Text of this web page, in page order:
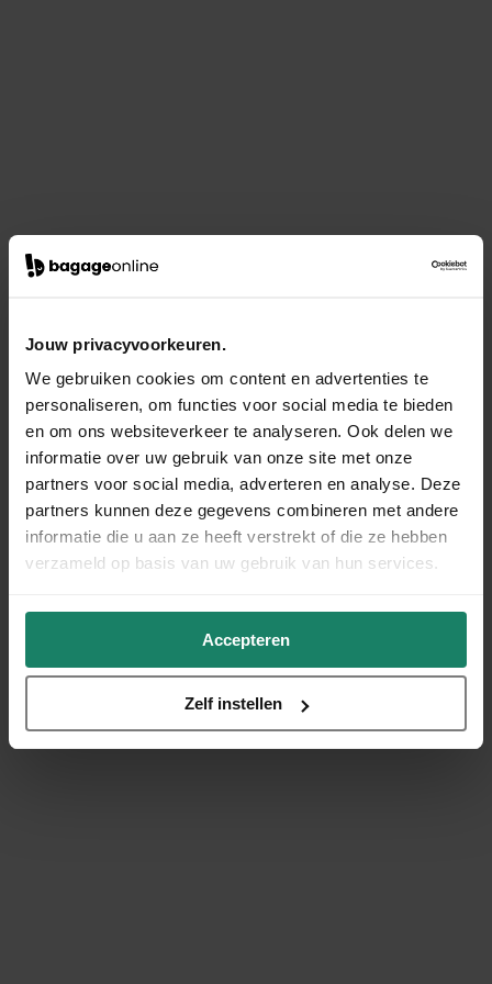
Jouw privacyvoorkeuren.
We gebruiken cookies om content en advertenties te
personaliseren, om functies voor social media te bieden
en om ons websiteverkeer te analyseren. Ook delen we
informatie over uw gebruik van onze site met onze
partners voor social media, adverteren en analyse. Deze
partners kunnen deze gegevens combineren met andere
informatie die u aan ze heeft verstrekt of die ze hebben
verzameld op basis van uw gebruik van hun services.
Accepteren
Zelf instellen